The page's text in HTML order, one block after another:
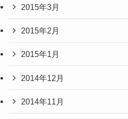
2015年3月
2015年2月
2015年1月
2014年12月
2014年11月